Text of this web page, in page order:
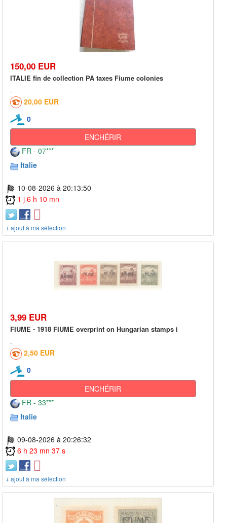
150,00 EUR
ITALIE fin de collection PA taxes Fiume colonies
20,00 EUR
0
ENCHÉRIR
FR - 07***
Italie
10-08-2026 à 20:13:50
1 j 6 h 10 mn
+ ajout à ma sélection
3,99 EUR
FIUME - 1918 FIUME overprint on Hungarian stamps i
2,50 EUR
0
ENCHÉRIR
FR - 33***
Italie
09-08-2026 à 20:26:32
6 h 23 mn 37 s
+ ajout à ma sélection